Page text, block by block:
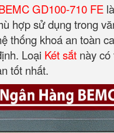
GD100-710 FE
hợp sử dụng trong
thống khoá an toàn
Loại Két sắt này
tốt nhất.